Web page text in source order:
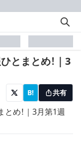
ひとまとめ！｜3
B! 共有